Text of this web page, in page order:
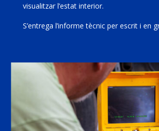
visualitzar l’estat interior.
S’entrega l’informe tècnic per escrit i en